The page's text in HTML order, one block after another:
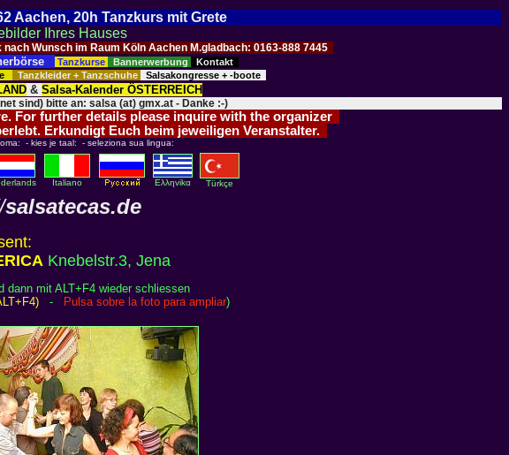
Aachen, 20h Tanzkurs mit Grete
Ihres Hauses
Wunsch im Raum Köln Aachen M.gladbach: 0163-888 7445
Tanzkurse Bannerwerbung Kontakt
Tanzkleider + Tanzschuhe Salsakongresse + -boote
& Salsa-Kalender ÖSTERREICH
sind) bitte an: salsa (at) gmx.at - Danke :-)
For further details please inquire with the organizer
Erkundigt Euch beim jeweiligen Veranstalter.
- kies je taal: - seleziona sua lingua:
Italiano Eλληvikα Türkçe
salsatecas.de
Knebelstr.3, Jena
dann mit ALT+F4 wieder schliessen
- Pulsa sobre la foto para ampliar)